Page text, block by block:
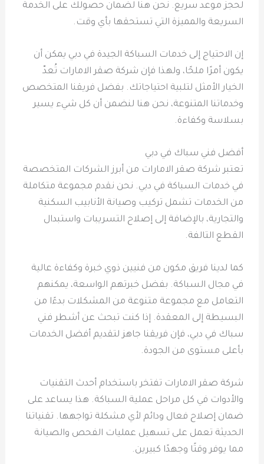
لحجز موعد سريع. نحن هنا لضمان حصولك على الخدمة
السريعة والمميزة التي تستحقها بأي وقت.
إن الاحتياج إلى خدمات السباكة الجيدة في دبي يمكن أن
يكون أمرًا ملحًا، ولهذا فإن شركة صقر الامارات تُعدّ
الخيار الأمثل لتلبية احتياجاتك. بفضل فريقنا المتخصص
وخدماتنا المتنوعة، نحن هنا لنضمن أن كل شيء يسير
بسلاسة وكفاءة.
أفضل فني سباك في دبي
تعتبر شركة صقر الامارات من أبرز الشركات المتخصصة
في خدمات السباكة في دبي. نحن نقدم مجموعة متكاملة
من الخدمات تشمل تركيب وصيانة الأنابيب السكنية
والتجارية، بالإضافة إلى إصلاح التسريبات واستبدال
القطع التالفة.
كما لدينا فريق مكون من فنيين ذوي خبرة وكفاءة عالية
في مجال السباكة. بفضل خبرتهم الواسعة، يمكنهم
التعامل مع مجموعة متنوعة من المشكلات بدءًا من
البسيطة إلى المعقدة. إذا كنت تبحث عن أشطر فني
سباك في دبي، فإن فريقنا جاهز لتقديم أفضل الخدمات
بأعلى مستوى من الجودة.
شركة صقر الامارات تفتخر باستخدام أحدث التقنيات
والأدوات في كل مراحل عملية السباكة. هذا يساعد على
ضمان إصلاح فعال ودائم لأي مشكلة تواجهها. تقنياتنا
الحديثة تعمل على تسهيل عمليات الفحص والصيانة
مما يوفر وقتًا وجهدًا كبيرين.